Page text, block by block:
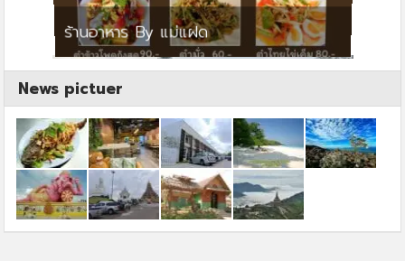
ร้านอาหาร By แม่แฝด
News pictuer